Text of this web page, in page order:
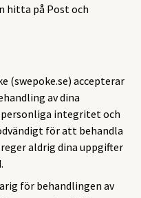
hitta på Post och
(swepoke.se) accepterar
av dina
personliga integritet och
för att behandla
aldrig dina uppgifter
för behandlingen av